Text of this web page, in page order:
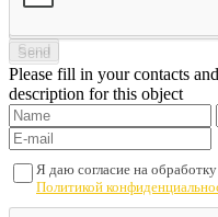
Please fill in your contacts
description for this object
Я даю согласие на
Политикой